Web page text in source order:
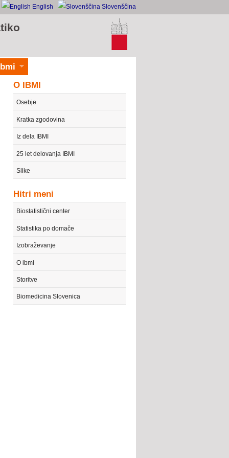
English Slovenščina
O IBMI
Osebje
Kratka zgodovina
Iz dela IBMI
25 let delovanja IBMI
Slike
Hitri meni
Biostatistični center
Statistika po domače
Izobraževanje
O ibmi
Storitve
Biomedicina Slovenica